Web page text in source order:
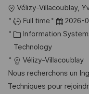
O
r
t
Vélizy-Villacoublay,
Full time
D
a
u
m
d
2026-
K
a
t
e
g
Information
Technology
Vélizy-Villacoublay
Nous recherchons un
Techniques pour